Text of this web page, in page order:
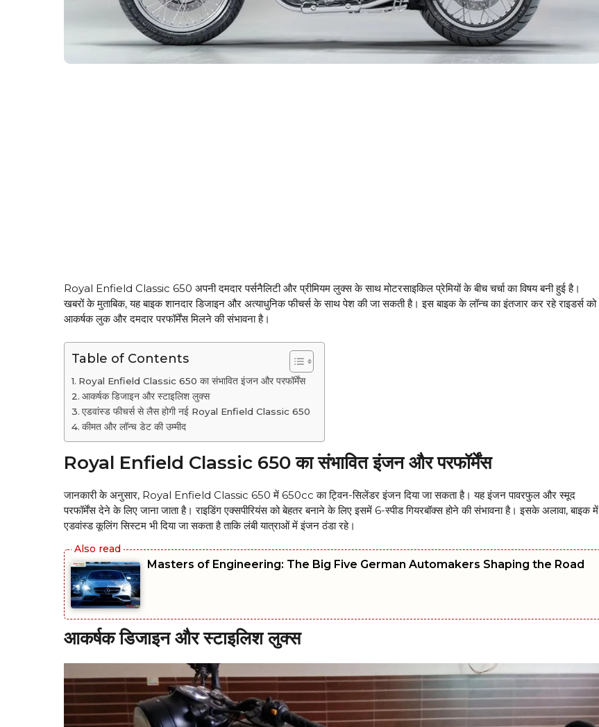
Royal Enfield Classic 650 अपनी दमदार पर्सनैलिटी और प्रीमियम लुक्स के साथ मोटरसाइकिल प्रेमियों के बीच चर्चा का विषय बनी हुई है।
खबरों के मुताबिक, यह बाइक शानदार डिजाइन और अत्याधुनिक फीचर्स के साथ पेश की जा सकती है। इस बाइक के लॉन्च का इंतजार कर रहे राइडर्स को
आकर्षक लुक और दमदार परफॉर्मेंस मिलने की संभावना है।
Table of Contents
Royal Enfield Classic 650 का संभावित इंजन और परफॉर्मेंस
आकर्षक डिजाइन और स्टाइलिश लुक्स
एडवांस्ड फीचर्स से लैस होगी नई Royal Enfield Classic 650
कीमत और लॉन्च डेट की उम्मीद
Royal Enfield Classic 650 का संभावित इंजन और परफॉर्मेंस
जानकारी के अनुसार, Royal Enfield Classic 650 में 650cc का ट्विन-सिलेंडर इंजन दिया जा सकता है। यह इंजन पावरफुल और स्मूद
परफॉर्मेंस देने के लिए जाना जाता है। राइडिंग एक्सपीरियंस को बेहतर बनाने के लिए इसमें 6-स्पीड गियरबॉक्स होने की संभावना है। इसके अलावा, बाइक में
एडवांस्ड कूलिंग सिस्टम भी दिया जा सकता है ताकि लंबी यात्राओं में इंजन ठंडा रहे।
Masters of Engineering: The Big Five German Automakers Shaping the Road
आकर्षक डिजाइन और स्टाइलिश लुक्स